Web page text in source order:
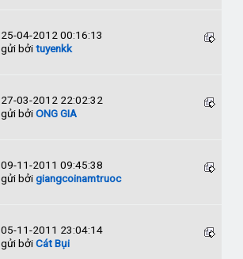
25-04-2012 00:16:13
gửi bởituyenkk
27-03-2012 22:02:32
gửi bởiONG GIA
09-11-2011 09:45:38
gửi bởigiangcoinamtruoc
05-11-2011 23:04:14
gửi bởiCát Bụi